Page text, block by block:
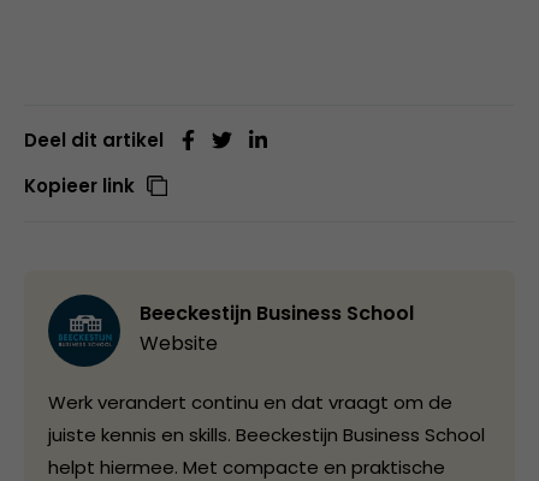
Deel dit artikel
Kopieer link
Beeckestijn Business School
Website
Werk verandert continu en dat vraagt om de
juiste kennis en skills. Beeckestijn Business School
helpt hiermee. Met compacte en praktische